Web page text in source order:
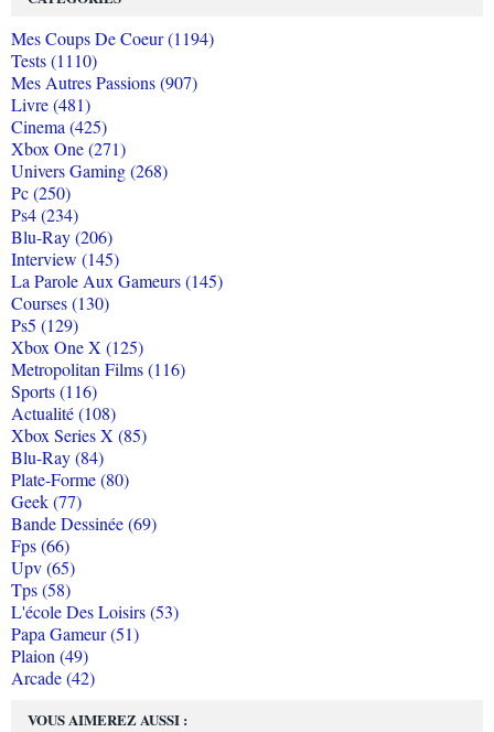
VOUS AIMEREZ AUSSI :
Mes Coups De Coeur (1194)
Tests (1110)
Mes Autres Passions (907)
Livre (481)
Cinema (425)
Xbox One (271)
Univers Gaming (268)
Pc (250)
Ps4 (234)
Blu-Ray (206)
Interview (145)
La Parole Aux Gameurs (145)
Courses (130)
Ps5 (129)
Xbox One X (125)
Metropolitan Films (116)
Sports (116)
Actualité (108)
Xbox Series X (85)
Blu-Ray (84)
Plate-Forme (80)
Geek (77)
Bande Dessinée (69)
Fps (66)
Upv (65)
Tps (58)
L'école Des Loisirs (53)
Papa Gameur (51)
Plaion (49)
Arcade (42)